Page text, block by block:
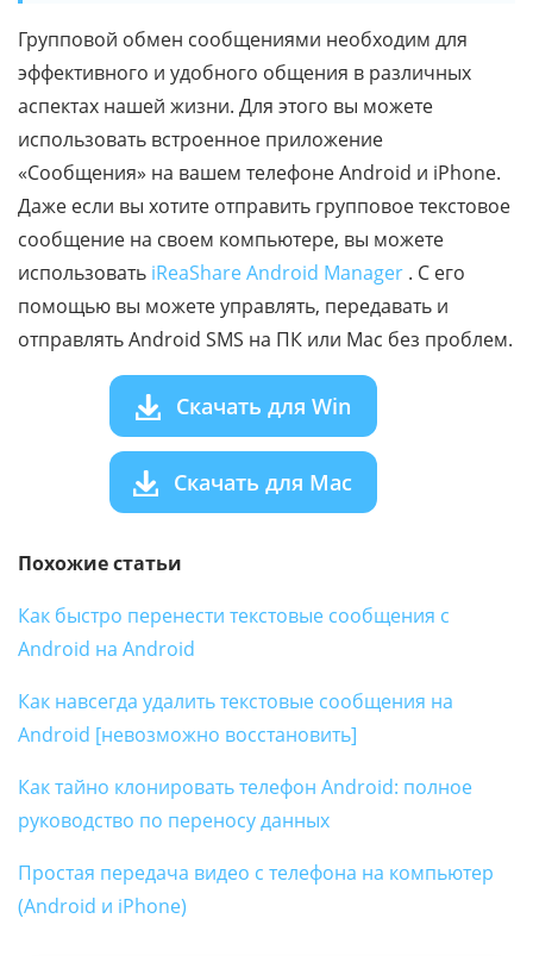
Групповой обмен сообщениями необходим для
эффективного и удобного общения в различных
аспектах нашей жизни. Для этого вы можете
использовать встроенное приложение
«Сообщения» на вашем телефоне Android и iPhone.
Даже если вы хотите отправить групповое текстовое
сообщение на своем компьютере, вы можете
использовать iReaShare Android Manager . С его
помощью вы можете управлять, передавать и
отправлять Android SMS на ПК или Mac без проблем.
Скачать для Win
Скачать для Mac
Похожие статьи
Как быстро перенести текстовые сообщения с
Android на Android
Как навсегда удалить текстовые сообщения на
Android [невозможно восстановить]
Как тайно клонировать телефон Android: полное
руководство по переносу данных
Простая передача видео с телефона на компьютер
(Android и iPhone)